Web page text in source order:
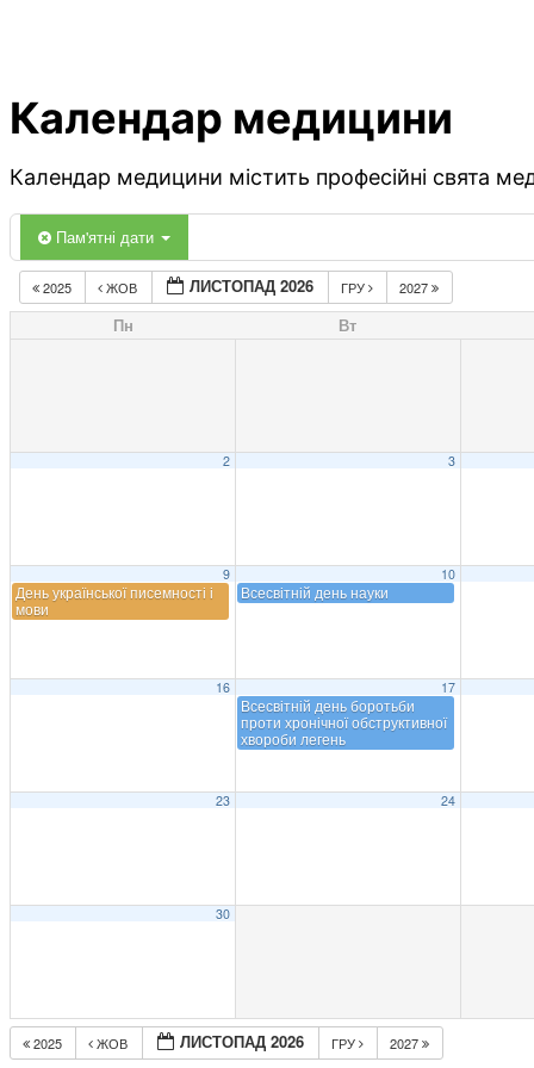
Календар медицини
Календар медицини містить професійні свята
Пам'ятні дати
2025 ЖОВ ЛИСТОПАД 2026 ГРУ 2027
Пн Вт
2 3
9
День української писемності і
мови
10
Всесвітній день науки
16 17
Всесвітній день боротьби
проти хронічної обструктивної
хвороби легень
23 24
30
2025 ЖОВ ЛИСТОПАД 2026 ГРУ 2027